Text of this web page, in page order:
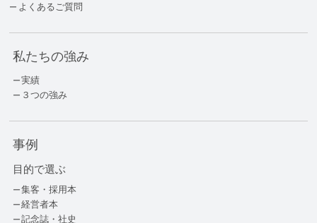
よくあるご質問
私たちの強み
実績
３つの強み
事例
目的で選ぶ
集客・採用本
経営者本
記念誌・社史